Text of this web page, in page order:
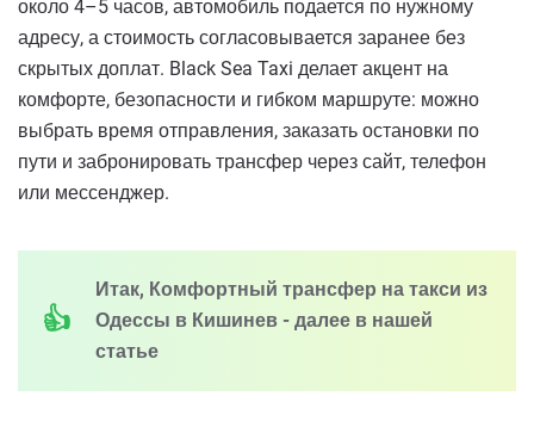
около 4–5 часов, автомобиль подается по нужному
адресу, а стоимость согласовывается заранее без
скрытых доплат. Black Sea Taxi делает акцент на
комфорте, безопасности и гибком маршруте: можно
выбрать время отправления, заказать остановки по
пути и забронировать трансфер через сайт, телефон
или мессенджер.
Итак, Комфортный трансфер на такси из
Одессы в Кишинев - далее в нашей
статье